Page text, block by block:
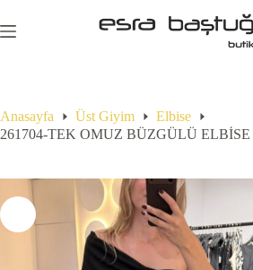
to
content
Anasayfa Üst Giyim
Elbise
261704-TEK OMUZ BÜZGÜLÜ ELBİSE